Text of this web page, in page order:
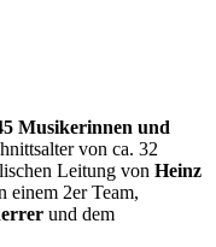
Musikerinnen und
von ca. 32
Leitung von Heinz
einem 2er Team,
und dem